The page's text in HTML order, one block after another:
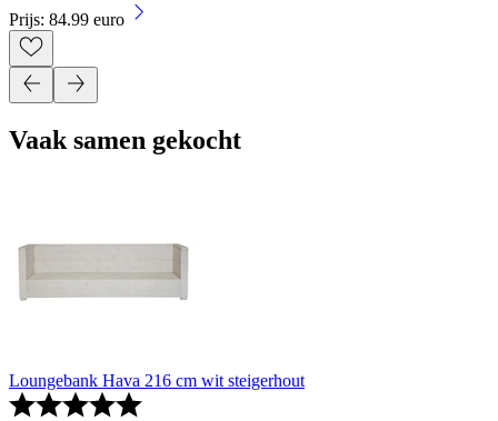
Prijs: 84.99 euro
Vaak samen gekocht
Loungebank Hava 216 cm wit steigerhout